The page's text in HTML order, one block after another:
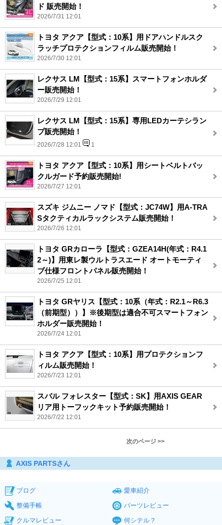
ド 販売開始！
2026/7/31 12:01
トヨタ アクア【型式：10系】用ドアハンドルスク
ラッチプロテクションフィルム販売開始！
2026/7/30 12:01
レクサス LM【型式：15系】スマートフォンホルダ
ー販売開始！
2026/7/29 12:01
レクサス LM【型式：15系】専用LEDカーテシラン
プ販売開始！
2026/7/28 12:01 1
トヨタ アクア【型式：10系】用シートベルトバッ
クルガード予約販売開始!
2026/7/27 12:01
スズキ ジムニー ノマド【型式：JC74W】用A-TRA
Sタクティカルラックシステム販売開始！
2026/7/26 12:01
トヨタ GRカローラ【型式：GZEA14H(年式：R4.1
2～)】用東レ製ウルトラスエード オートモーティ
ブ仕様フロントパネル販売開始！
2026/7/25 12:01
トヨタ GRヤリス【型式：10系（年式：R2.1～R6.3
（前期型））】※後期型は適合不可スマートフォン
ホルダー販売開始！
2026/7/24 12:01
トヨタ アクア【型式：10系】用プロテクションフ
ィルム販売開始！
2026/7/23 12:01
スバル フォレスター【型式：SK】用AXIS GEAR
リア用トーフックキット予約販売開始！
2026/7/22 12:01
次のページ >>
AXIS PARTSさん
ブログ
愛車紹介
整備手帳
パーツレビュー
クルマレビュー
何シテル？